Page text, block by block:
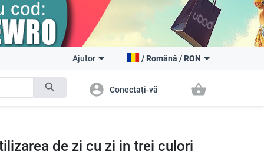
search
Ajutor / Română / RON
account_circle Conectați-vă shopping_basket
de zi cu zi in trei culori